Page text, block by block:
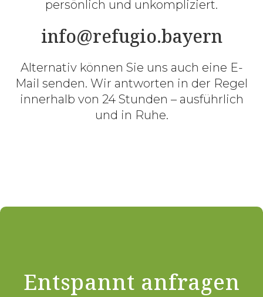
persönlich und unkompliziert.
info@refugio.bayern
Alternativ können Sie uns auch eine E-
Mail senden. Wir antworten in der Regel
innerhalb von 24 Stunden – ausführlich
und in Ruhe.
Entspannt anfragen